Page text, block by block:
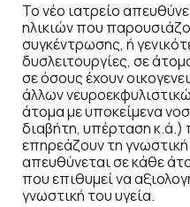
Το νέο ιατρείο
ηλικιών που
συγκέντρωσης, ή
δυσλειτουργίες, σε
σε όσους έχουν
άλλων
άτομα με υποκείμενα
διαβήτη, υπέρταση κ.ά.)
επηρεάζουν τη
απευθύνεται σε κάθε
που επιθυμεί να
γνωστική του υγεία.